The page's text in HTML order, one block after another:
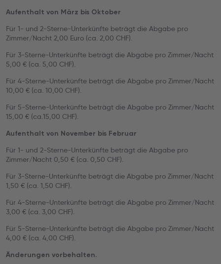
Aufenthalt von März bis Oktober
Für 1- und 2-Sterne-Unterkünfte beträgt die Abgabe pro
Zimmer/Nacht 2,00 Euro (ca. 2,00 CHF).
Für 3-Sterne-Unterkünfte beträgt die Abgabe pro Zimmer/Nacht
5,00 € (ca. 5,00 CHF).
Für 4-Sterne-Unterkünfte beträgt die Abgabe pro Zimmer/Nacht
10,00 € (ca. 10,00 CHF).
Für 5-Sterne-Unterkünfte beträgt die Abgabe pro Zimmer/Nacht
15,00 € (ca.15,00 CHF).
Aufenthalt von November bis Februar
Für 1- und 2-Sterne-Unterkünfte beträgt die Abgabe pro
Zimmer/Nacht 0,50 € (ca. 0,50 CHF).
Für 3-Sterne-Unterkünfte beträgt die Abgabe pro Zimmer/Nacht
1,50 € (ca. 1,50 CHF).
Für 4-Sterne-Unterkünfte beträgt die Abgabe pro Zimmer/Nacht
3,00 € (ca. 3,00 CHF).
Für 5-Sterne-Unterkünfte beträgt die Abgabe pro Zimmer/Nacht
4,00 € (ca. 4,00 CHF).
Änderungen vorbehalten.